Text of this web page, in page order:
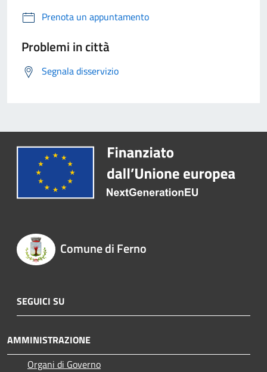
Prenota un appuntamento
Problemi in città
Segnala disservizio
Comune di Ferno
SEGUICI SU
AMMINISTRAZIONE
Organi di Governo